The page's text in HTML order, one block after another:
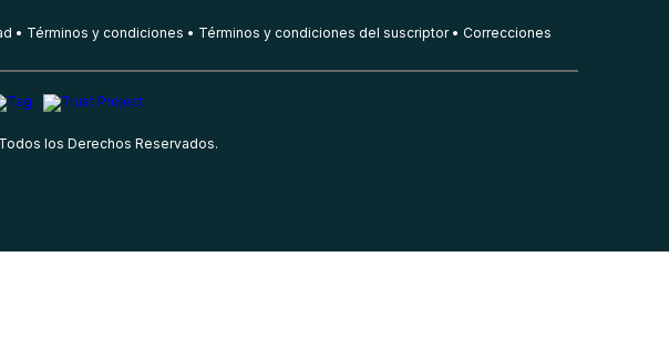
Términos y condiciones Términos y condiciones del suscriptor Correcciones
los Derechos Reservados.